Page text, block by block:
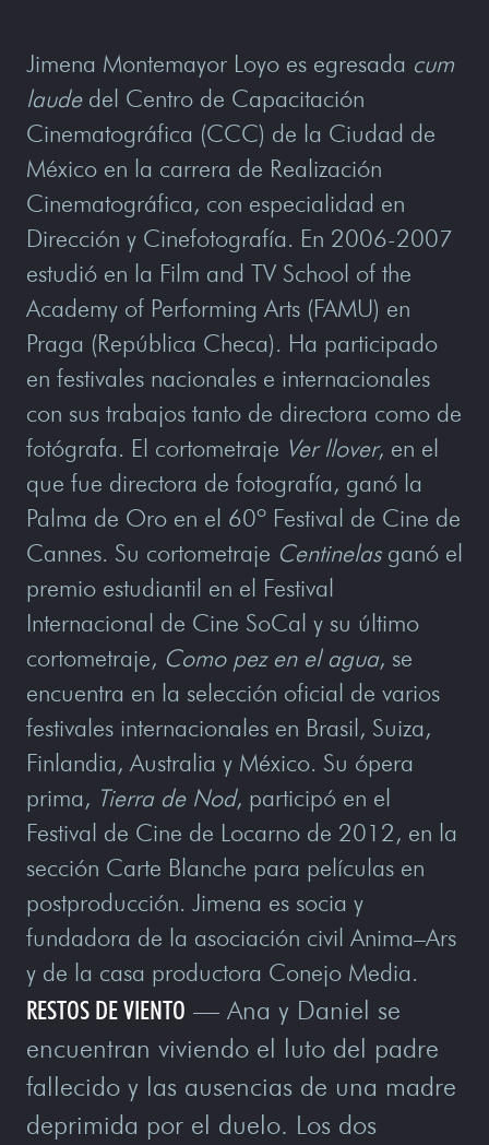
Jimena Montemayor Loyo es egresada cum
laudedel Centro de Capacitación
Cinematográfica (CCC) de la Ciudad de
México en la carrera de Realización
Cinematográfica, con especialidad en
Dirección y Cinefotografía. En 2006-2007
estudió en la Film and TV School of the
Academy of Performing Arts (FAMU) en
Praga (República Checa). Ha participado
en festivales nacionales e internacionales
con sus trabajos tanto de directora como de
fotógrafa. El cortometraje Ver llover, en el
que fue directora de fotografía, ganó la
Palma de Oro en el 60º Festival de Cine de
Cannes. Su cortometraje Centinelasganó el
premio estudiantil en el Festival
Internacional de Cine SoCal y su último
cortometraje, Como pez en el agua, se
encuentra en la selección oficial de varios
festivales internacionales en Brasil, Suiza,
Finlandia, Australia y México. Su ópera
prima, Tierra de Nod, participó en el
Festival de Cine de Locarno de 2012, en la
sección Carte Blanche para películas en
postproducción. Jimena es socia y
fundadora de la asociación civil Anima–Ars
y de la casa productora Conejo Media.
RESTOS DE VIENTO — Ana y Daniel se
encuentran viviendo el luto del padre
fallecido y las ausencias de una madre
deprimida por el duelo. Los dos